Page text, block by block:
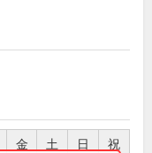
金 土 日 祝